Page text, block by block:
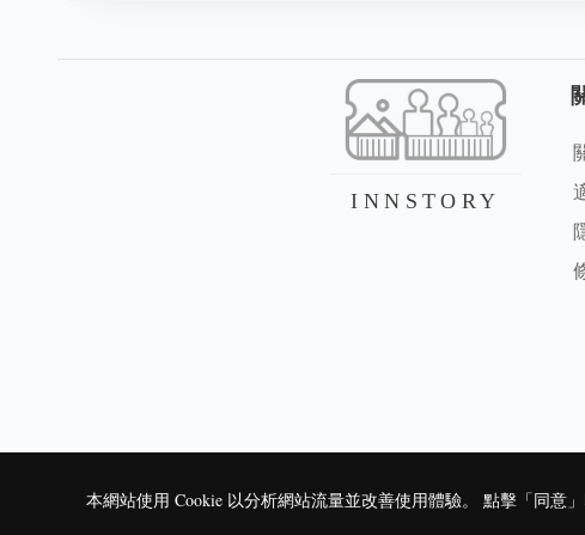
INNSTORY
本網站使用 Cookie 以分析網站流量並改善使用體驗。 點擊「同意